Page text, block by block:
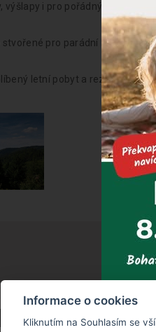
výšlapy i pro pořádný odpočinek.
pro parádní letní
letní pobyt a rezervujte si
Informace o cookies
Kliknutím na Souhlasím se